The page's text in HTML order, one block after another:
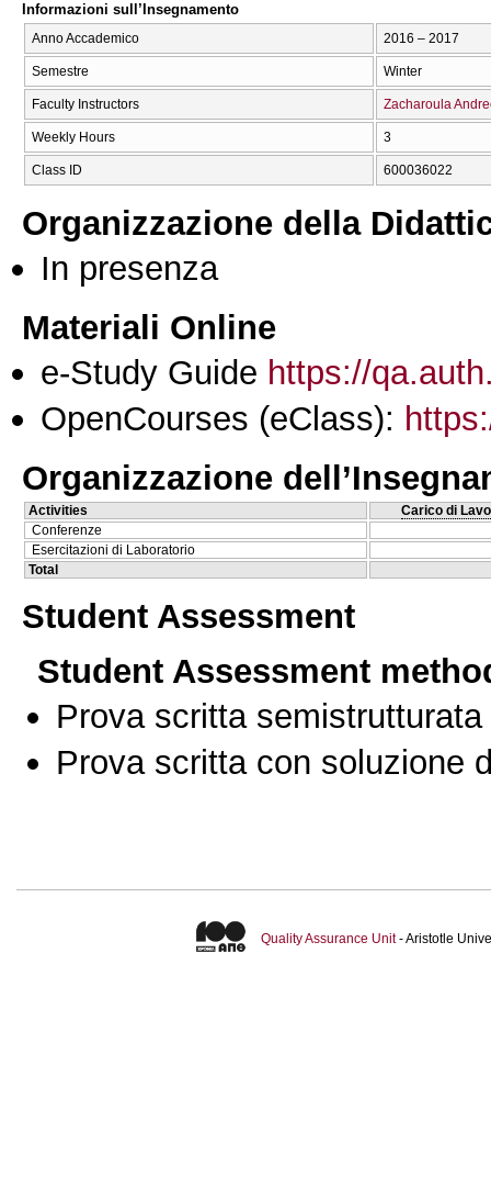
Informazioni sull’Insegnamento
Anno Accademico 2016 – 2017
Semestre Winter
Faculty Instructors Zacharoula
Weekly Hours 3
Class ID 600036022
Organizzazione della
In presenza
Materiali Online
e-Study Guide https://
OpenCourses (eClass):
Organizzazione
Activities
Carico di
Conferenze
Esercitazioni di Laboratorio
Total
Student Assessment
Student Assessment
Prova scritta
Prova scritta con soluzione
Quality Assurance Unit- Aristotle